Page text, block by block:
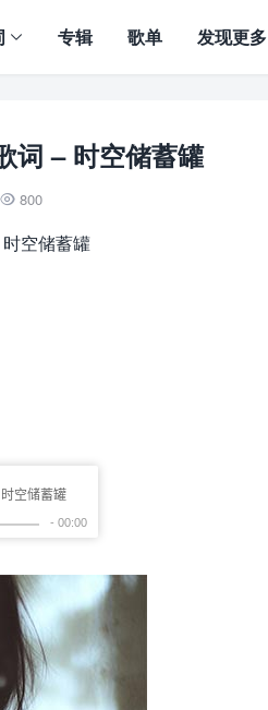
专辑 歌单 发现更多
词 – 时空储蓄罐
 800
空储蓄罐